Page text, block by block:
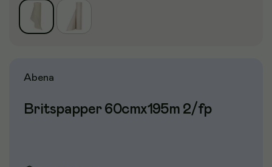
Abena
Britspapper 60cmx195m 2/fp